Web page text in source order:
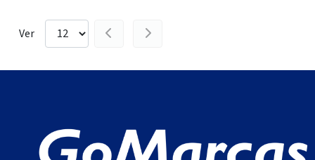
Ver